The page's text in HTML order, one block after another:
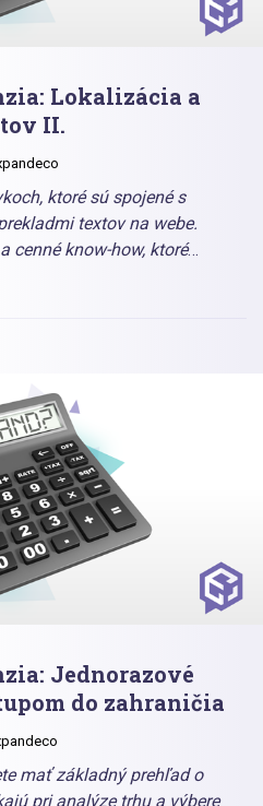
Lokalizácia a
II.
ktoré sú spojené s
textov na webe.
cenné know-how, ktoré
Jednorazové
do zahraničia
mať základný prehľad o
pri analýze trhu a výbere